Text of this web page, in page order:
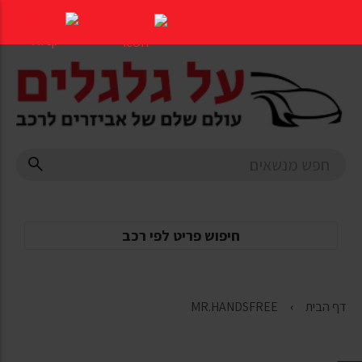
העמוד
חיפוש פריט לפי רכב
דף הבית MR.HANDSFREE